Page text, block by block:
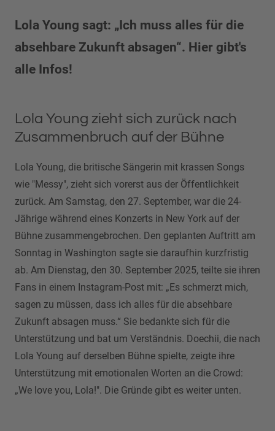
Lola Young sagt: „Ich muss alles für die
absehbare Zukunft absagen“. Hier gibt's
alle Infos!
Lola Young zieht sich zurück nach
Zusammenbruch auf der Bühne
Lola Young, die britische Sängerin mit krassen Songs
wie "Messy", zieht sich vorerst aus der Öffentlichkeit
zurück. Am Samstag, den 27. September, war die 24-
Jährige während eines Konzerts in New York auf der
Bühne zusammengebrochen. Den geplanten Auftritt am
Sonntag in Washington sagte sie daraufhin kurzfristig
ab. Am Dienstag, den 30. September 2025, teilte sie ihren
Fans in einem Instagram-Post mit: „Es schmerzt mich,
sagen zu müssen, dass ich alles für die absehbare
Zukunft absagen muss.“ Sie bedankte sich für die
Unterstützung und bat um Verständnis. Doechii, die nach
Lola Young auf derselben Bühne spielte, zeigte ihre
Unterstützung mit emotionalen Worten an die Crowd:
„We love you, Lola!". Die Gründe gibt es weiter unten.